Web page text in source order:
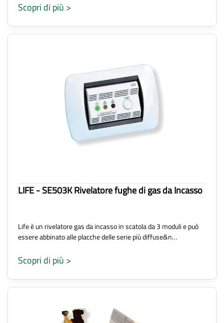
Scopri di più >
LIFE - SE503K Rivelatore fughe di gas da Incasso
Life è un rivelatore gas da incasso in scatola da 3 moduli e può
essere abbinato alle placche delle serie più diffuse&n…
Scopri di più >